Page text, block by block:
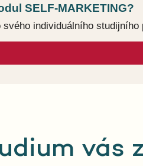
SELF-MARKETING?
individuálního studijního
vás